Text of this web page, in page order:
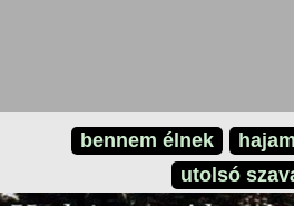
bennem élnek
utolsó